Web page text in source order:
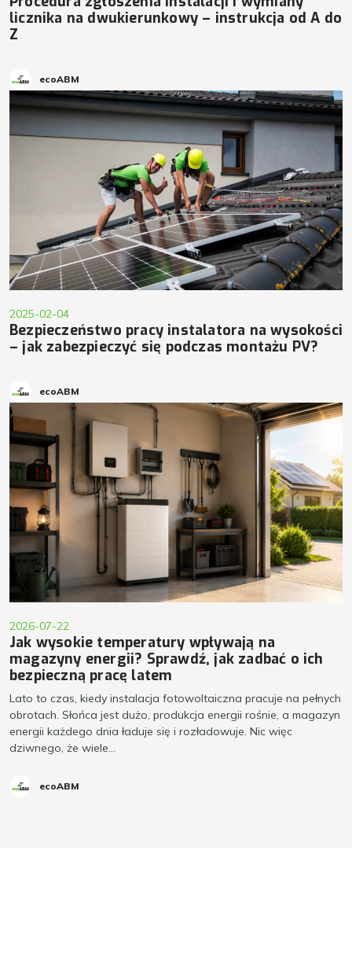
licznika na dwukierunkowy – instrukcja od A do
Z
ecoABM
2025-02-04
Bezpieczeństwo pracy instalatora na wysokości
– jak zabezpieczyć się podczas montażu PV?
ecoABM
2026-07-22
Jak wysokie temperatury wpływają na
magazyny energii? Sprawdź, jak zadbać o ich
bezpieczną pracę latem
Lato to czas, kiedy instalacja fotowoltaiczna pracuje na pełnych
obrotach. Słońca jest dużo, produkcja energii rośnie, a magazyn
energii każdego dnia ładuje się i rozładowuje. Nic więc
dziwnego, że wiele...
ecoABM